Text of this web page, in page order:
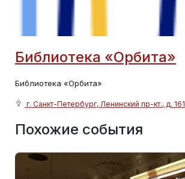
Библиотека «Орбита»
Библиотека «Орбита»
г. Санкт-Петербург, Ленинский пр-кт., д. 161
Похожие события